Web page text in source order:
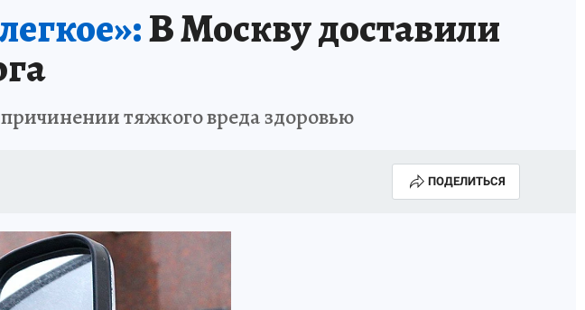
В Москву доставили
тяжкого вреда здоровью
ПОДЕЛИТЬСЯ